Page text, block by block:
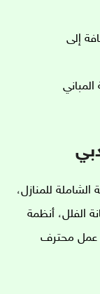
إلى
المباني
للمنازل،
الفلل، أنظمة
عمل محترف